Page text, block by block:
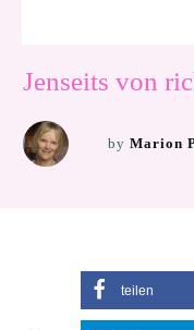
Jenseits von
by Marion
teilen